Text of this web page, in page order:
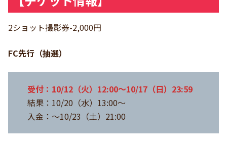
2ショット撮影券-2,000円
FC先行（抽選）
受付：10/12（火）12:00～10/17（日）23:59
結果：10/20（水）13:00～
入金：～10/23（土）21:00